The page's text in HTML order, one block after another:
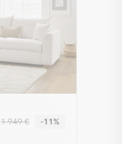
1 949 € -11%